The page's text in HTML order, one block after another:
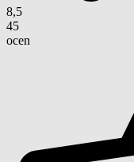
8,5
45
ocen